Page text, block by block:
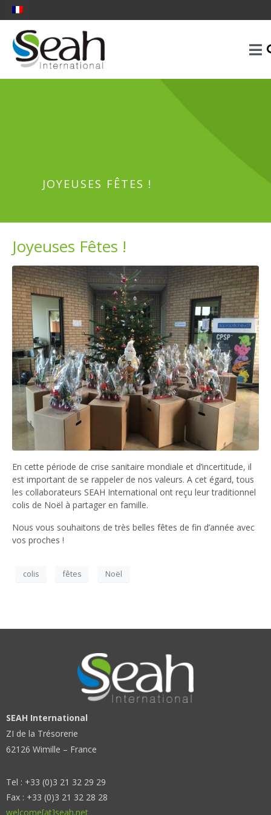
JOYEUSES FÊTES !
Joyeuses Fêtes !
En cette période de crise sanitaire mondiale et d’incertitude, il
est important de se rappeler de nos valeurs. A cet égard, tous
les collaborateurs SEAH International ont reçu leur traditionnel
colis de Noël à partager en famille.
Nous vous souhaitons de très belles fêtes de fin d’année avec
vos proches !
colis fêtes Noël
SEAH International
ZI de la Trésorerie
62126 Wimille – France
Tel : +33 (0)3 21 32 29 29
Fax : +33 (0)3 21 32 28 28
welcome[at]seah.net